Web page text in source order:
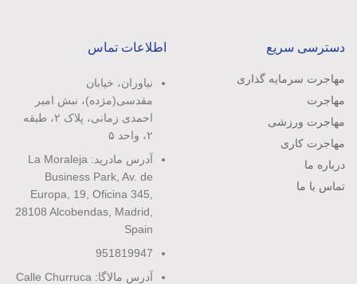
اطلاعات تماس
نیاوران، خیابان
مقدسی(مژده)، نبش امیر
احمدی زمانی، پلاک ۲، طبقه
۲، واحد ۵
آدرس مادرید: La Moraleja
Business Park, Av. de
Europa, 19, Oficina 345,
28108 Alcobendas, Madrid,
Spain
951819947
آدرس مالاگا: Calle Churruca
دسترسی سریع
مهاجرت سرمایه گذاری
مهاجرت
مهاجرت ورزشی
مهاجرت کاری
درباره ما
تماس با ما